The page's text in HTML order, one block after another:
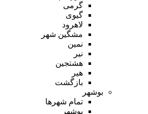
گرمی
گیوی
لاهرود
مشگین شهر
نمین
نیر
هشتجین
هیر
بازگشت
بوشهر
تمام شهر‌ها
بوشهر